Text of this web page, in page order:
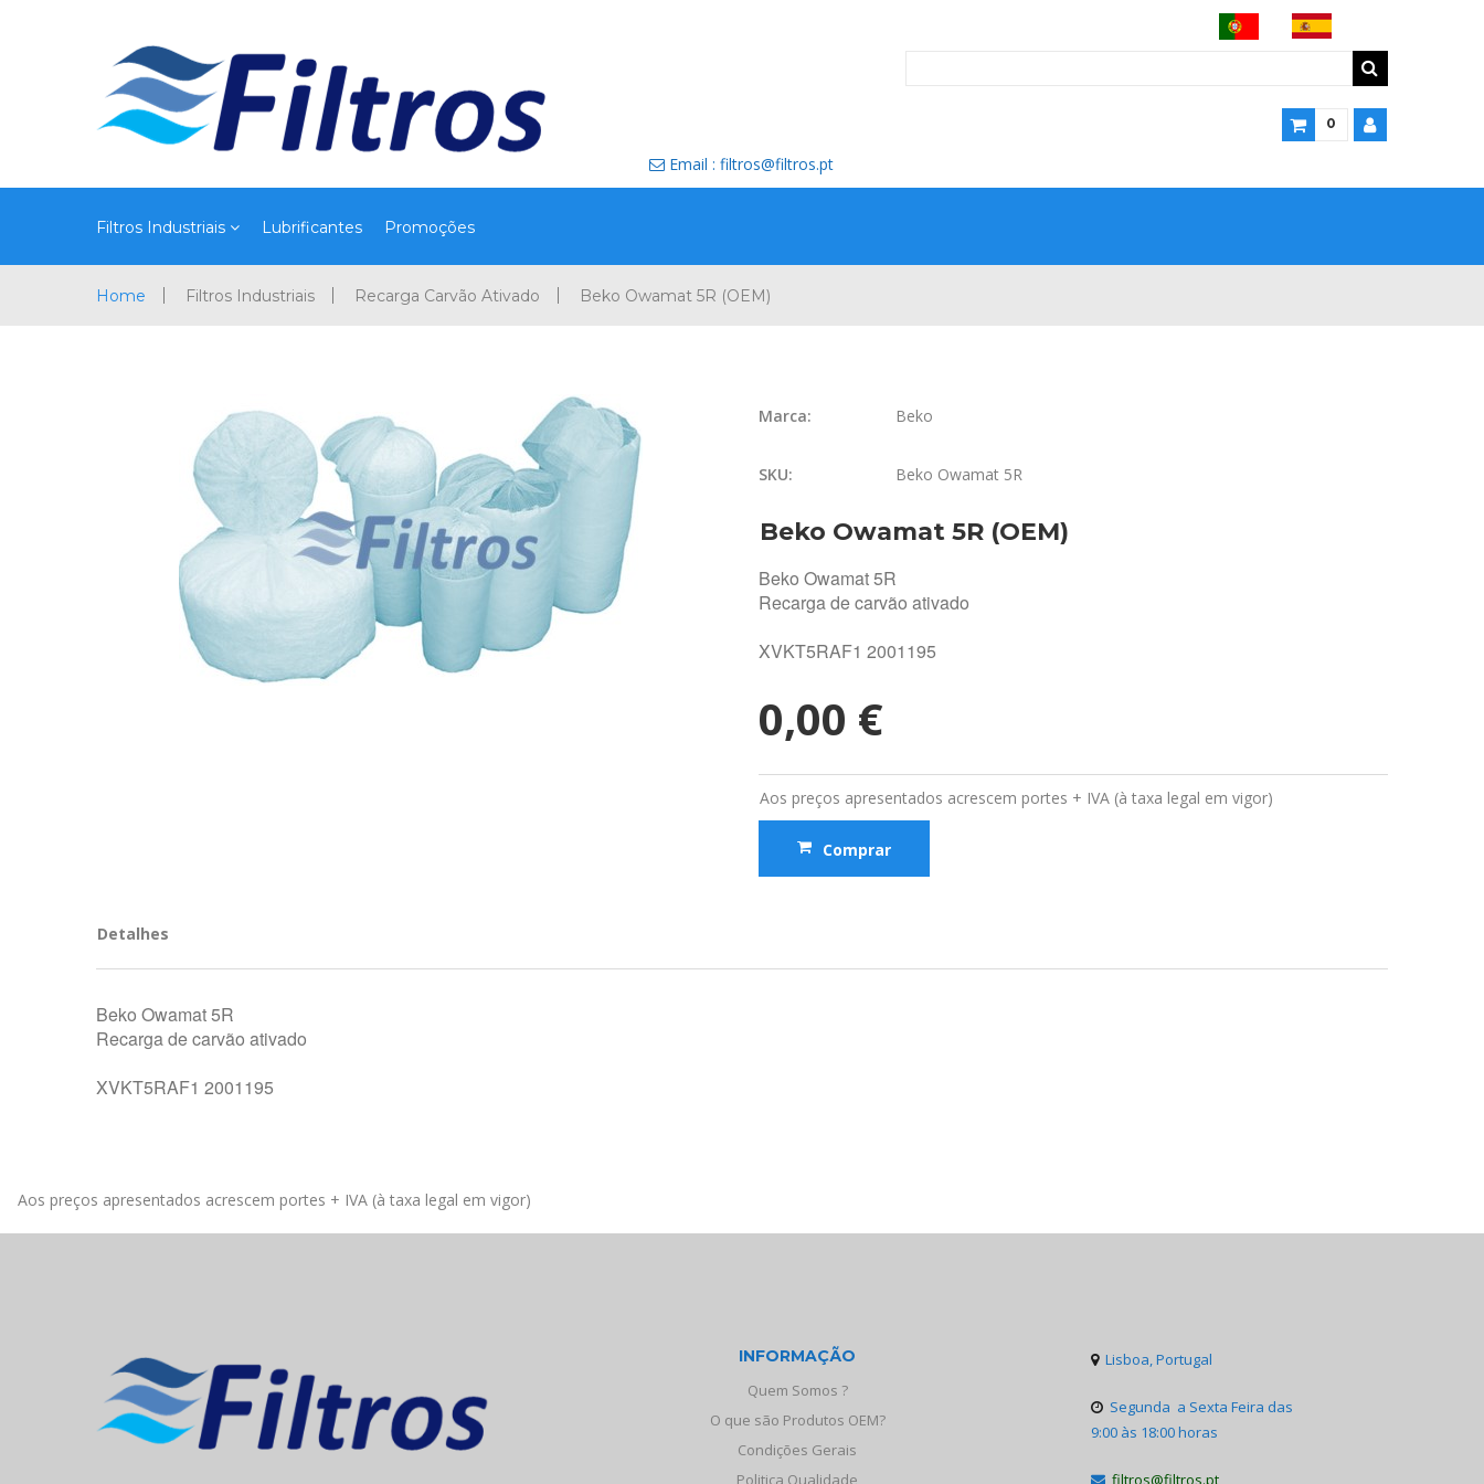
0
 Email : filtros@filtros.pt
Filtros Industriais Lubrificantes Promoções
Home Filtros Industriais Recarga Carvão Ativado Beko Owamat 5R (OEM)
Marca: Beko
SKU: Beko Owamat 5R
Beko Owamat 5R (OEM)
Beko Owamat 5R
Recarga de carvão ativado
XVKT5RAF1 2001195
0,00 €
Aos preços apresentados acrescem portes + IVA (à taxa legal em vigor)
Comprar
Detalhes
Beko Owamat 5R
Recarga de carvão ativado
XVKT5RAF1 2001195
Aos preços apresentados acrescem portes + IVA (à taxa legal em vigor)
INFORMAÇÃO
Quem Somos ?
O que são Produtos OEM?
Condições Gerais
 Lisboa, Portugal
 Segunda a Sexta Feira das
9:00 às 18:00 horas
